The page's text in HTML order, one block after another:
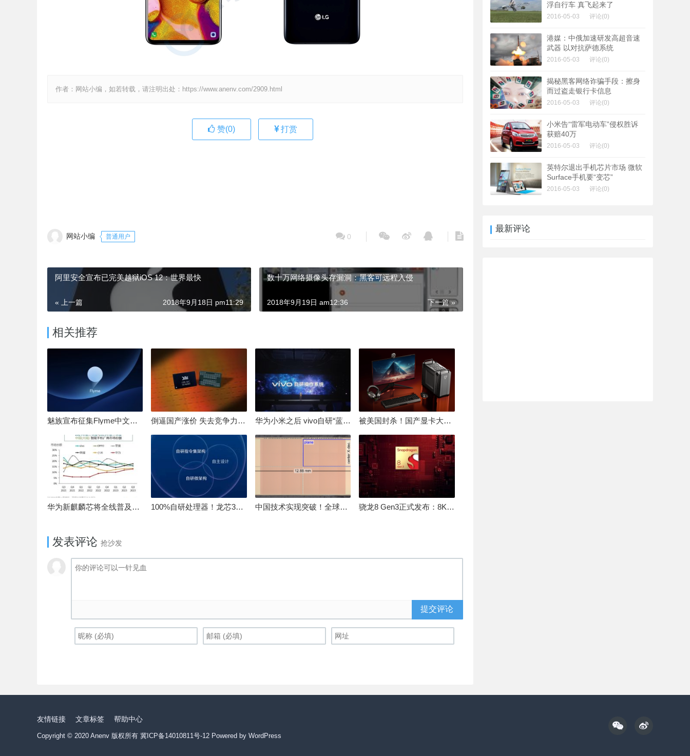
作者：网站小编，如若转载，请注明出处：https://www.anenv.com/2909.html
赞(0) 打赏
网站小编 普通用户 0
阿里安全宣布已完美越狱iOS 12：世界最快
« 上一篇 2018年9月18日 pm11:29
数十万网络摄像头存漏洞：黑客可远程入侵
下一篇 »
2018年9月19日 am12:36
相关推荐
魅族宣布征集Flyme中文OS名：要像鸿蒙、澎湃一样响亮 倒逼国产涨价 失去竞争力！三星要减产50%：SSD必须涨价 华为小米之后 vivo自研“蓝河”操作系统重磅发布 被美国封杀！国产显卡大厂：中国GPU不存在至暗时刻
华为新麒麟芯将全线普及！高中低端全面采用 改写竞争格局 100%自研处理器！龙芯3A6000评测：与10代酷睿互有胜负 中国技术实现突破！全球最先进的3D NAND存储芯片被发现 骁龙8 Gen3正式发布：8K240手游成真！AI性能飙升98％
发表评论 抢沙发
提交评论
浮自行车 真飞起来了
2016-05-03 评论(0)
港媒：中俄加速研发高超音速
武器 以对抗萨德系统
2016-05-03 评论(0)
揭秘黑客网络诈骗手段：擦身
而过盗走银行卡信息
2016-05-03 评论(0)
小米告“雷军电动车”侵权胜诉
获赔40万
2016-05-03 评论(0)
英特尔退出手机芯片市场 微软
Surface手机要“变芯”
2016-05-03 评论(0)
最新评论
友情链接 文章标签 帮助中心
Copyright © 2020 Anenv 版权所有 冀ICP备14010811号-12 Powered by WordPress